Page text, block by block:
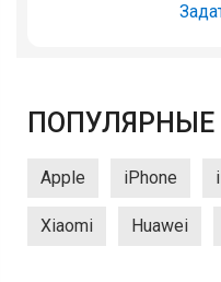
ПОПУЛЯРНЫЕ
Apple iPhone
Xiaomi Huawei